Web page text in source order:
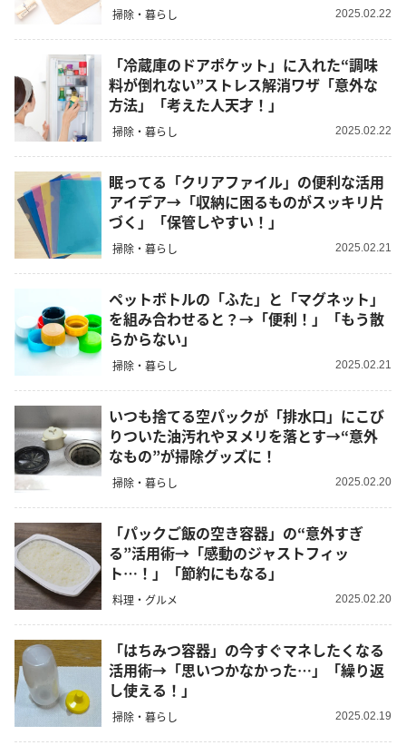
掃除・暮らし 2025.02.22
「冷蔵庫のドアポケット」に入れた“調味
料が倒れない”ストレス解消ワザ「意外な
方法」「考えた人天才！」
掃除・暮らし 2025.02.22
眠ってる「クリアファイル」の便利な活用
アイデア→「収納に困るものがスッキリ片
づく」「保管しやすい！」
掃除・暮らし 2025.02.21
ペットボトルの「ふた」と「マグネット」
を組み合わせると？→「便利！」「もう散
らからない」
掃除・暮らし 2025.02.21
いつも捨てる空パックが「排水口」にこび
りついた油汚れやヌメリを落とす→“意外
なもの”が掃除グッズに！
掃除・暮らし 2025.02.20
「パックご飯の空き容器」の“意外すぎ
る”活用術→「感動のジャストフィッ
ト…！」「節約にもなる」
料理・グルメ 2025.02.20
「はちみつ容器」の今すぐマネしたくなる
活用術→「思いつかなかった…」「繰り返
し使える！」
掃除・暮らし 2025.02.19